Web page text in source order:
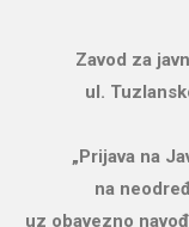
Zavod za
ul.
„Prijava na
na
uz obavezno